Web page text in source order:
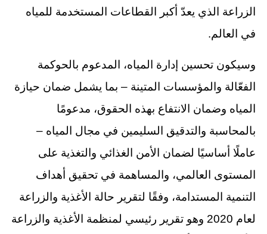
الزراعة الذي يعدّ أكبر القطاعات المستخدمة للمياه
في العالم.
وسيكون تحسين إدارة المياه، المدعوم بالحوكمة
الفعّالة والمؤسسات المتينة – بما يشمل ضمان حيازة
المياه وضمان الانتفاع بهذه الحقوق، مدعومًا
بالمحاسبة والتدقيق السليمين في مجال المياه –
عاملًا أساسيًا لضمان الأمن الغذائي والتغذية على
المستوى العالمي، والمساهمة في تحقيق أهداف
التنمية المستدامة، وفقًا لتقرير حالة الأغذية والزراعة
لعام 2020 وهو تقرير رئيسي لمنظمة الأغذية والزراعة